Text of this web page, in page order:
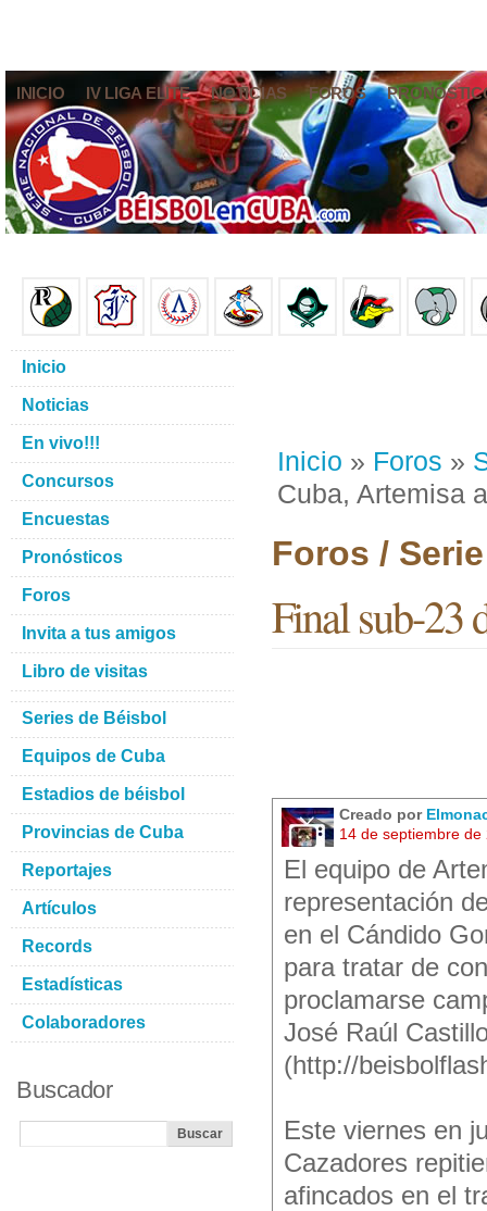
INICIO IV LIGA ELITE NOTICIAS FOROS
Inicio » Foros »
Cuba, Artemisa
Foros /
Final sub-23
Creado por
14 de septiembre
El equipo de
representación
en el Cándido
para tratar de
proclamarse
José Raúl
(http://
Este viernes en
Cazadores
afincados en el
Inicio
Noticias
En vivo!!!
Concursos
Encuestas
Pronósticos
Foros
Invita a tus amigos
Libro de visitas
Series de Béisbol
Equipos de Cuba
Estadios de béisbol
Provincias de Cuba
Reportajes
Artículos
Records
Estadísticas
Colaboradores
Buscador